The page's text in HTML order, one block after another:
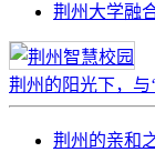
荆州大学融
荆州的阳光下，与
荆州的亲和